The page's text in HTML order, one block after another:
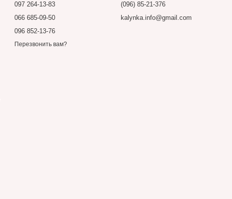
097 264-13-83
066 685-09-50
096 852-13-76
Перезвонить вам?
(096) 85-21-376
kalynka.info@gmail.com